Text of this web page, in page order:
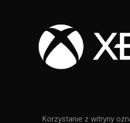
Korzystanie z witryny